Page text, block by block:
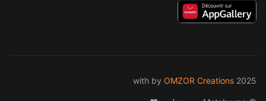
2025 with
by OMZOR Creations